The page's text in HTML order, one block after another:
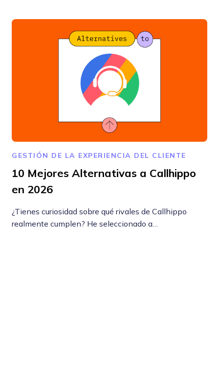
GESTIÓN DE LA EXPERIENCIA DEL CLIENTE
10 Mejores Alternativas a Callhippo
en 2026
¿Tienes curiosidad sobre qué rivales de Callhippo
realmente cumplen? He seleccionado a…